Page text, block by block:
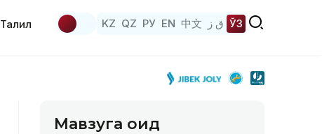
Таҳлил KZ QZ РУ EN 中文 ق ز ЎЗ
Мавзуга оид